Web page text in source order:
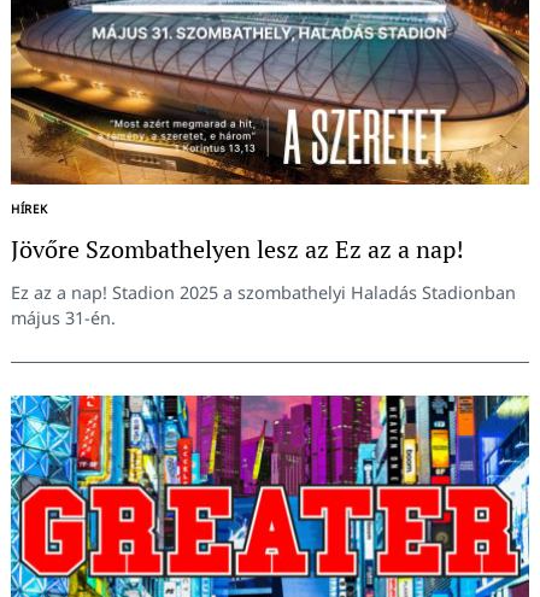
HÍREK
Jövőre Szombathelyen lesz az Ez az a nap!
Ez az a nap! Stadion 2025 a szombathelyi Haladás Stadionban
május 31-én.
Keresés: